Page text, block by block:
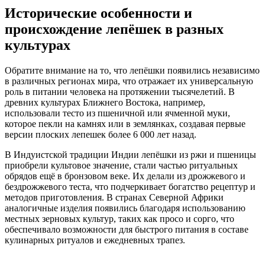
Исторические особенности и
происхождение лепёшек в разных
культурах
Обратите внимание на то, что лепёшки появились независимо
в различных регионах мира, что отражает их универсальную
роль в питании человека на протяжении тысячелетий. В
древних культурах Ближнего Востока, например,
использовали тесто из пшеничной или ячменной муки,
которое пекли на камнях или в землянках, создавая первые
версии плоских лепешек более 6 000 лет назад.
В Индуистской традиции Индии лепёшки из ржи и пшеницы
приобрели культовое значение, стали частью ритуальных
обрядов ещё в бронзовом веке. Их делали из дрожжевого и
бездрожжевого теста, что подчеркивает богатство рецептур и
методов приготовления. В странах Северной Африки
аналогичные изделия появились благодаря использованию
местных зерновых культур, таких как просо и сорго, что
обеспечивало возможности для быстрого питания в составе
кулинарных ритуалов и ежедневных трапез.